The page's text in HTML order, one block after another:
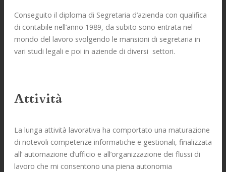
Conseguito il diploma di Segretaria d’azienda con qualifica
di contabile nell’anno 1989, da subito sono entrata nel
mondo del lavoro svolgendo le mansioni di segretaria in
vari studi legali e poi in aziende di diversi settori.
Attività
La lunga attività lavorativa ha comportato una maturazione
di notevoli competenze informatiche e gestionali, finalizzata
all’ automazione d’ufficio e all’organizzazione dei flussi di
lavoro che mi consentono una piena autonomia